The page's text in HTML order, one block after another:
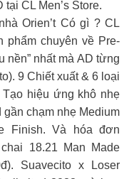
CL Men’s Store.
Orien’t Có gì ? CL
phẩm chuyên về Pre-
nền” nhất mà AD từng
9 Chiết xuất & 6 loại
hiệu ứng khô nhẹ
chạm nhẹ Medium
Finish. Và hóa đơn
18.21 Man Made
Suavecito x Loser